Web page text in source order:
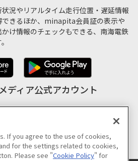
況やリアルタイム走行位置・遅延情報
できるほか、minapita会員証の表示や
け情報のチェックもできる、南海電鉄
ディア公式アカウント
公式アカウント一覧
If you agree to the use of cookies,
for the settings related to cookies,
Please see "Cookie Policy" for